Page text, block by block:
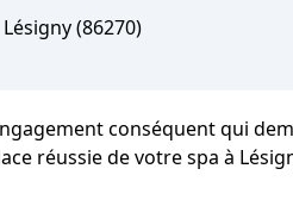
Lésigny(86270)
conséquent qui
réussie de votre spa à